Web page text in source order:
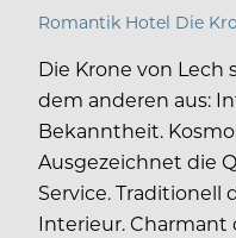
Romantik Hotel Die
Die Krone von Lech
dem anderen aus:
Bekanntheit.
Ausgezeichnet die
Service. Traditionell
Interieur. Charmant